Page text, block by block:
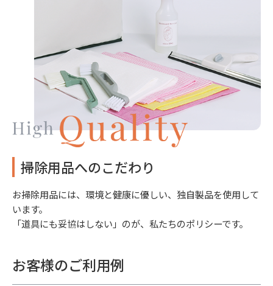
掃除用品へのこだわり
お掃除用品には、環境と健康に優しい、独自製品を使用して
います。
「道具にも妥協はしない」のが、私たちのポリシーです。
お客様のご利用例